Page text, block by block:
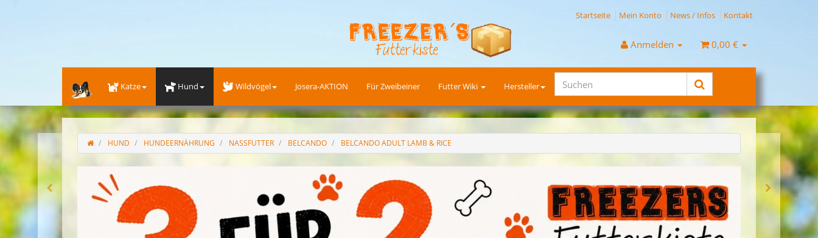
Startseite Mein Konto News / Infos Kontakt
Anmelden 0,00 €
Katze Hund Wildvögel Josera-AKTION Für Zweibeiner Futter Wiki Hersteller
HUND HUNDEERNÄHRUNG NASSFUTTER BELCANDO BELCANDO ADULT LAMB & RICE